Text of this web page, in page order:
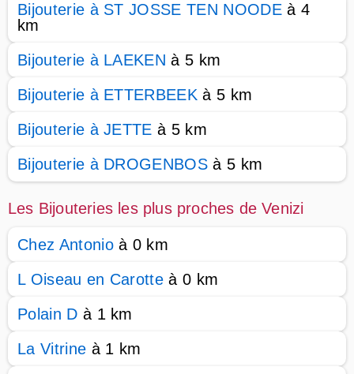
Bijouterie à ST JOSSE TEN NOODEà 4
km
Bijouterie à LAEKEN à 5 km
Bijouterie à ETTERBEEK à 5 km
Bijouterie à JETTE à 5 km
Bijouterie à DROGENBOS à 5 km
Les Bijouteries les plus proches de Venizi
Chez Antonioà 0 km
L Oiseau en Carotte à 0 km
Polain D à 1 km
La Vitrine à 1 km